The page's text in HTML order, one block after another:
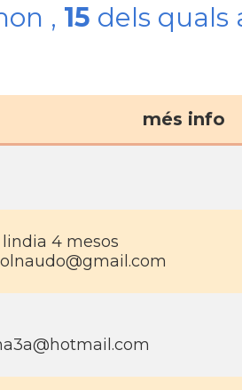
, 15 dels quals
més info
4 mesos